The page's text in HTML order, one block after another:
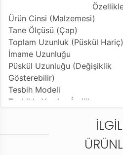
Ürün Cinsi (Malzemesi)
Tane Ölçüsü (Çap)
Toplam Uzunluk (Püskül Hariç)
İmame Uzunluğu
Püskül Uzunluğu (Değişiklik
Gösterebilir)
Tesbih Modeli
Tesbih'e Yapılan İşçilik